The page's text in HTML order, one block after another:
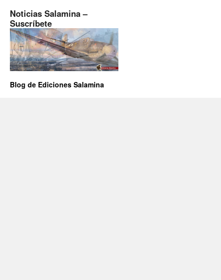
Noticias Salamina –
Suscríbete
Blog de Ediciones Salamina